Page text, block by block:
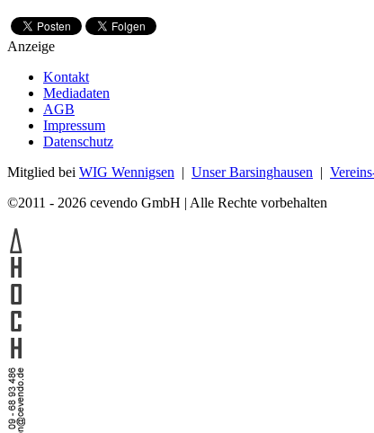
Anzeige
Kontakt
Mediadaten
AGB
Impressum
Datenschutz
Mitglied bei WIG Wennigsen | Unser Barsinghausen |
©2011 - 2026 cevendo GmbH | Alle Rechte vorbehalten